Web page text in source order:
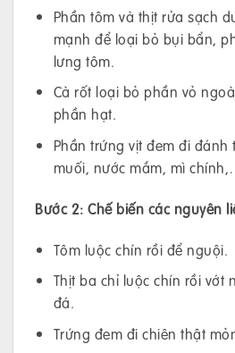
Phần tôm và thịt rửa sạch
mạnh để loại bỏ bụi bẩn,
lưng tôm.
Cà rốt loại bỏ phần vỏ
phần hạt.
Phần trứng vịt đem đi
muối, nước mắm, mì
Bước 2: Chế biến các nguyên
Tôm luộc chín rồi để nguội.
Thịt ba chỉ luộc chín rồi vớt
đá.
Trứng đem đi chiên thật